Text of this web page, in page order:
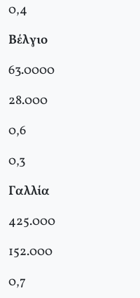
0,4
Βέλγιο
63.0000
28.000
0,6
0,3
Γαλλία
425.000
152.000
0,7